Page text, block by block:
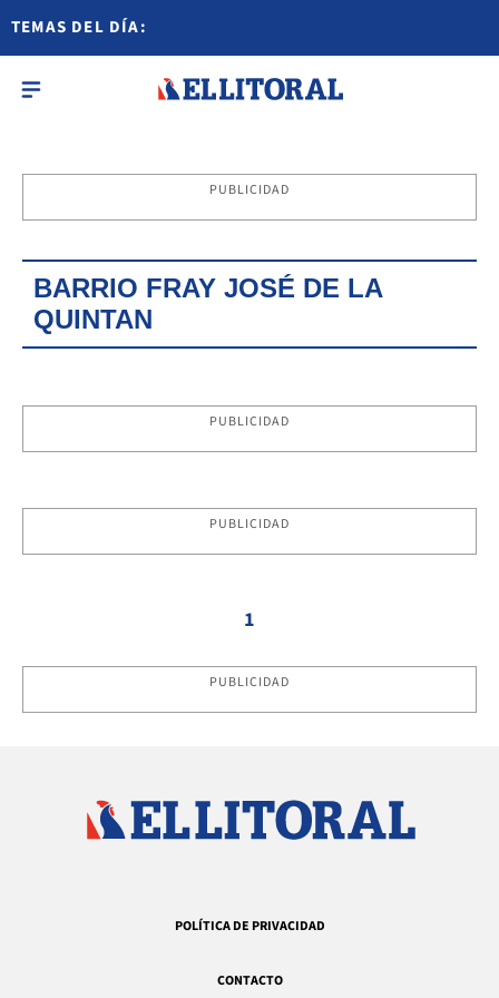
TEMAS DEL DÍA:
PUBLICIDAD
BARRIO FRAY JOSÉ DE LA
QUINTAN
PUBLICIDAD
PUBLICIDAD
1
PUBLICIDAD
POLÍTICA DE PRIVACIDAD
CONTACTO